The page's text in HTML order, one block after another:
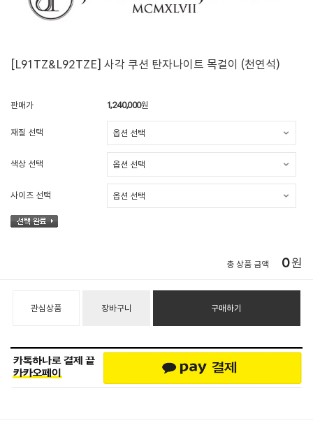
[L91TZ&L92TZE] 사각 쿠션 탄자나이트 목걸이 (천연석)
판매가 1,240,000원
재질 선택
색상 선택
사이즈 선택
총 상품 금액 0원
관심상품 장바구니 구매하기